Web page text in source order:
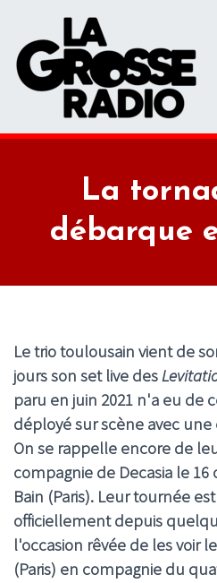
La
débarque
Le trio toulousain vient de
jours son set live des
paru en juin 2021 n'a eu de
déployé sur scène avec
On se rappelle encore de
compagnie de Decasia le 16
Bain (Paris). Leur tournée
officiellement depuis
l'occasion rêvée de les voir
(Paris) en compagnie du